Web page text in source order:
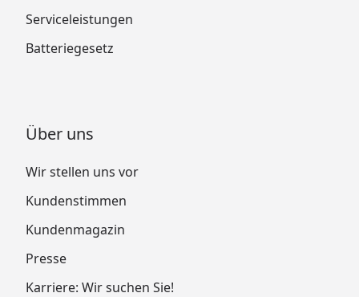
Serviceleistungen
Batteriegesetz
Über uns
Wir stellen uns vor
Kundenstimmen
Kundenmagazin
Presse
Karriere: Wir suchen Sie!